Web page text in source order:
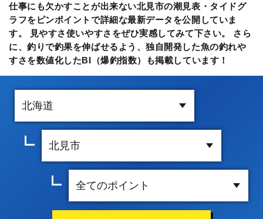
仕事にも欠かすことが出来ない北見市の潮見表・タイドグ
ラフをピンポイントで詳細な最新データを公開していま
す。 見やすさ使いやすさをぜひ実感してみて下さい。 さら
に、釣りで釣果を伸ばせるよう、独自開発した魚の釣れや
すさを数値化したBI（爆釣指数）も掲載しています！